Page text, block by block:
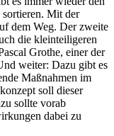
sortieren. Mit der
dem Weg. Der zweite
die kleinteiligeren
Grothe, einer der
weiter: Dazu gibt es
Maßnahmen im
soll dieser
sollte vorab
dabei zu